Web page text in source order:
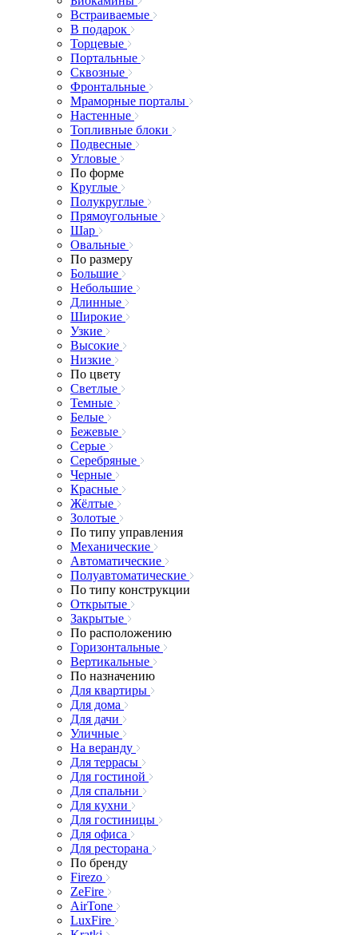
Встраиваемые
В подарок
Торцевые
Портальные
Сквозные
Фронтальные
Мраморные порталы
Настенные
Топливные блоки
Подвесные
Угловые
По форме
Круглые
Полукруглые
Прямоугольные
Шар
Овальные
По размеру
Большие
Небольшие
Длинные
Широкие
Узкие
Высокие
Низкие
По цвету
Светлые
Темные
Белые
Бежевые
Серые
Серебряные
Черные
Красные
Жёлтые
Золотые
По типу управления
Механические
Автоматические
Полуавтоматические
По типу конструкции
Открытые
Закрытые
По расположению
Горизонтальные
Вертикальные
По назначению
Для квартиры
Для дома
Для дачи
Уличные
На веранду
Для террасы
Для гостиной
Для спальни
Для кухни
Для гостиницы
Для офиса
Для ресторана
По бренду
Firezo
ZeFire
AirTone
LuxFire